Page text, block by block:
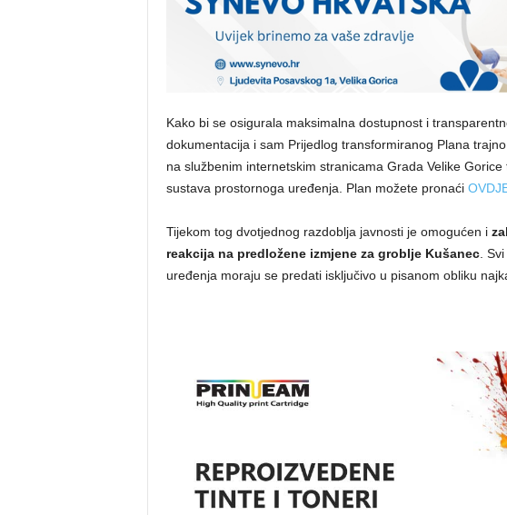
Kako bi se osigurala maksimalna dostupnost i
dokumentacija i sam Prijedlog transformiranog Plana
na službenim internetskim stranicama Grada Velike
sustava prostornoga uređenja. Plan možete pronaći
Tijekom tog dvotjednog razdoblja javnosti je omogućen i
reakcija na predložene izmjene za groblje Kušanec.
uređenja moraju se predati isključivo u pisanom obliku